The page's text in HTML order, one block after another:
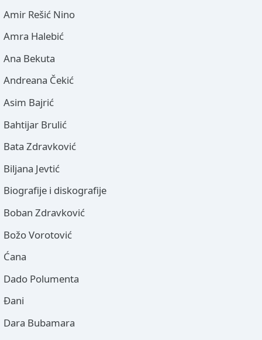
Amir Rešić Nino
Amra Halebić
Ana Bekuta
Andreana Čekić
Asim Bajrić
Bahtijar Brulić
Bata Zdravković
Biljana Jevtić
Biografije i diskografije
Boban Zdravković
Božo Vorotović
Ćana
Dado Polumenta
Đani
Dara Bubamara